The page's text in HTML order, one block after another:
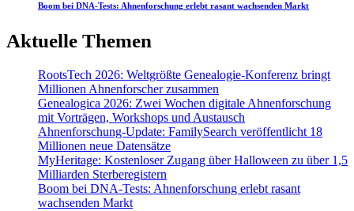
Boom bei DNA-Tests: Ahnenforschung erlebt rasant wachsenden Markt
Aktuelle Themen
RootsTech 2026: Weltgrößte Genealogie-Konferenz bringt
Millionen Ahnenforscher zusammen
Genealogica 2026: Zwei Wochen digitale Ahnenforschung
mit Vorträgen, Workshops und Austausch
Ahnenforschung-Update: FamilySearch veröffentlicht 18
Millionen neue Datensätze
MyHeritage: Kostenloser Zugang über Halloween zu über 1,5
Milliarden Sterberegistern
Boom bei DNA-Tests: Ahnenforschung erlebt rasant
wachsenden Markt